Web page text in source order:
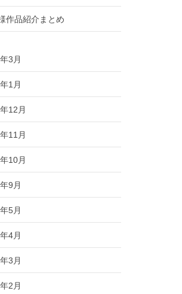
作品紹介まとめ
3月
1月
12月
11月
10月
9月
5月
4月
3月
2月